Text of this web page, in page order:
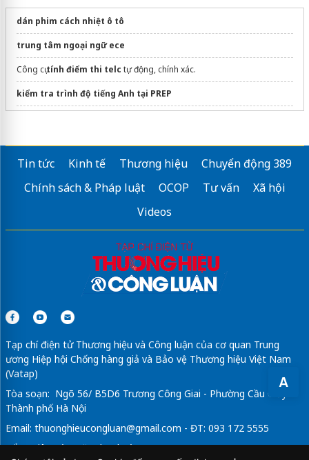
A
dán phim cách nhiệt ô tô
trung tâm ngoại ngữ ece
Công cụtính điểm thi telc tự động, chính xác.
kiểm tra trình độ tiếng Anh​ tại PREP
Sửa máy rửa bát bosch
Tin tức Kinh tế Thương hiệu
Chuyển động 389
Chính sách & Pháp luật
OCOP Tư vấn
Xã hội
Videos
Tạp chí điện tử Thương hiệu và Công luận của cơ quan Trung
ương Hiệp hội Chống hàng giả và Bảo vệ Thương hiệu Việt Nam
(Vatap)
Tòa soạn: Ngõ 56/ B5D6 Trương Công Giai - Phường Cầu Giấy -
Thành phố Hà Nội
Email: thuonghieucongluan@gmail.com - ĐT: 093 172 5555
Tổng Biên Tập: Vũ Đức Thuận